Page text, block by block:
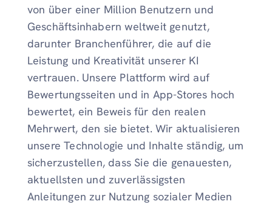
von über einer Million Benutzern und
Geschäftsinhabern weltweit genutzt,
darunter Branchenführer, die auf die
Leistung und Kreativität unserer KI
vertrauen. Unsere Plattform wird auf
Bewertungsseiten und in App-Stores hoch
bewertet, ein Beweis für den realen
Mehrwert, den sie bietet. Wir aktualisieren
unsere Technologie und Inhalte ständig, um
sicherzustellen, dass Sie die genauesten,
aktuellsten und zuverlässigsten
Anleitungen zur Nutzung sozialer Medien